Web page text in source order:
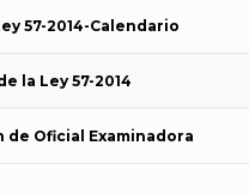
57-2014-Calendario
la Ley 57-2014
Oficial Examinadora